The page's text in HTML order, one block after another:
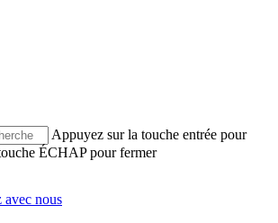
Appuyez sur la touche entrée pour
ÉCHAP pour fermer
avec nous